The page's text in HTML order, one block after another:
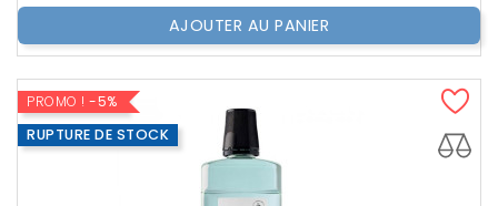
AJOUTER AU PANIER
PROMO ! -5%
RUPTURE DE STOCK